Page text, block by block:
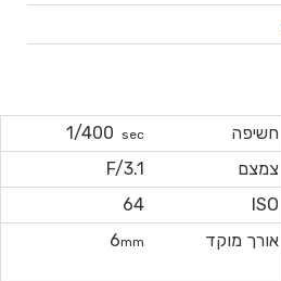
חשיפה sec
1/400
צמצם
F/3.1
ISO
64
אורך מוקד
6mm